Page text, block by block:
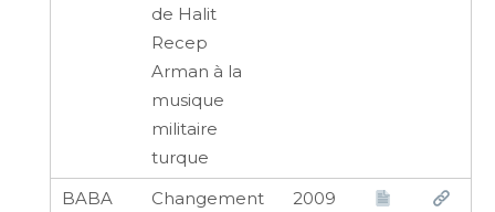
de Halit
Recep
Arman à la
musique
militaire
turque
BABA
Changement
2009